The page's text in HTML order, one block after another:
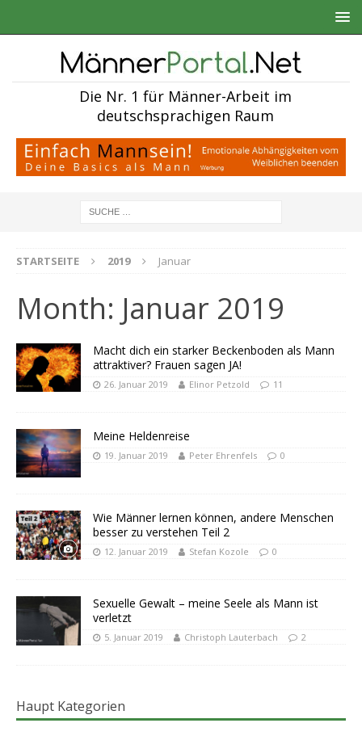
Die Nr. 1 für Männer-Arbeit im
deutschsprachigen Raum
STARTSEITE 2019 Januar
Month: Januar 2019
Macht dich ein starker Beckenboden als Mann
attraktiver? Frauen sagen JA!
26. Januar 2019 Elinor Petzold 11
Meine Heldenreise
19. Januar 2019 Peter Ehrenfels 0
Wie Männer lernen können, andere Menschen
besser zu verstehen Teil 2
12. Januar 2019 Stefan Kozole 0
Sexuelle Gewalt – meine Seele als Mann ist
verletzt
5. Januar 2019 Christoph Lauterbach 2
Haupt Kategorien